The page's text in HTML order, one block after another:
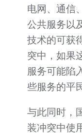
电网、通信
公共服务以
技术的可获
突中，如果
服务可能陷
些服务的平
与此同时，
装冲突中使